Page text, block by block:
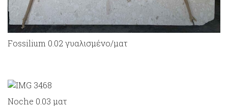
Fossilium 0.02 γυαλισμένο/ματ
Noche 0.03 ματ